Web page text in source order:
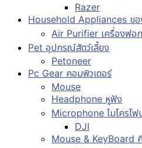
Razer
Household Appliances ขอ
Air Purifier เครื่องฟอ
Pet อุปกรณ์สัตว์เลี้ยง
Petoneer
Pc Gear คอมพิวเตอร์
Mouse
Headphone หูฟัง
Microphone ไมโครโฟ
DJI
Mouse & KeyBoard